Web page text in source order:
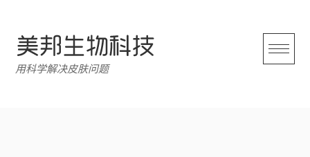
用科学解决皮肤问题